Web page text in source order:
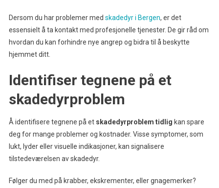
Dersom du har problemer med skadedyr i Bergen, er det
essensielt å ta kontakt med profesjonelle tjenester. De gir råd om
hvordan du kan forhindre nye angrep og bidra til å beskytte
hjemmet ditt.
Identifiser tegnene på et
skadedyrproblem
Å identifisere tegnene på et skadedyrproblem tidlig kan spare
deg for mange problemer og kostnader. Visse symptomer, som
lukt, lyder eller visuelle indikasjoner, kan signalisere
tilstedeværelsen av skadedyr.
Følger du med på krabber, ekskrementer, eller gnagemerker?